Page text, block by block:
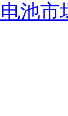
池市